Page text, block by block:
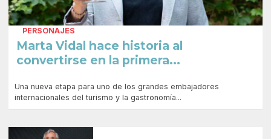
PERSONAJES
Marta Vidal hace historia al
convertirse en la primera...
Una nueva etapa para uno de los grandes embajadores
internacionales del turismo y la gastronomía...